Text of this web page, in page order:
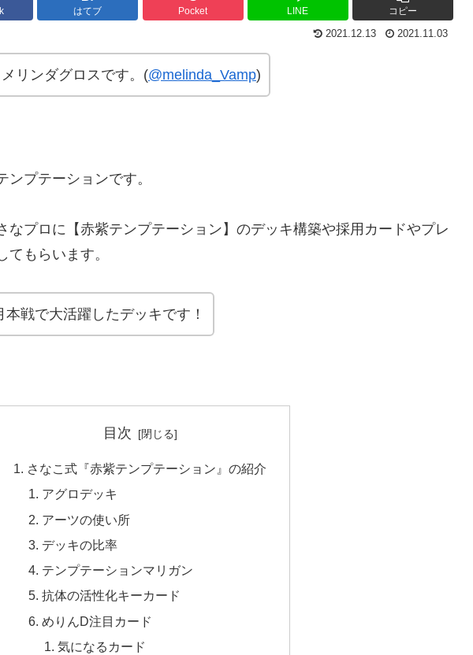
はてブ Pocket LINE コピー
2021.12.13 2021.11.03
リンダグロスです。(@melinda_Vamp)
ンプテーションです。
なプロに【赤紫テンプテーション】のデッキ構築や採用カードやプレ
てもらいます。
戦で大活躍したデッキです！
目次
さなこ式『赤紫テンプテーション』の紹介
アグロデッキ
アーツの使い所
デッキの比率
テンプテーションマリガン
抗体の活性化キーカード
めりんD注目カード
気になるカード